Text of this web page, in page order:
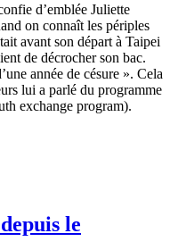
d’emblée Juliette
on connaît les périples
avant son départ à Taipei
de décrocher son bac.
année de césure ». Cela
lui a parlé du programme
exchange program).
le